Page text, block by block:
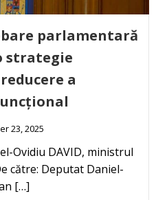
parlamentară
strategie
a
23, 2025
Ovidiu DAVID, ministrul
către: Deputat Daniel-
[…]